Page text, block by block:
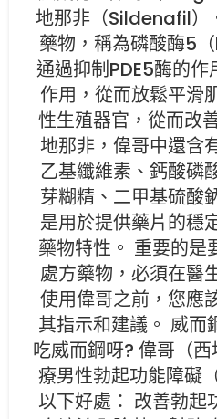
地那非（Sildenafil）
藥物，稱為磷酸酶5
通過抑制PDE5酶的
作用，從而放鬆平滑
性生殖器官，從而改
地那非，偉哥中還含
乙基纖維素、鈣酸磷
芽糊精、二甲基硫酸
是用於提供藥片的穩
藥物特性。 重要的是
處方藥物，必須在醫
使用偉哥之前，您應
其指示和建議。 威而
吃威而鋼呀? 偉哥（
療男性勃起功能障礙
以下好處： 改善勃起